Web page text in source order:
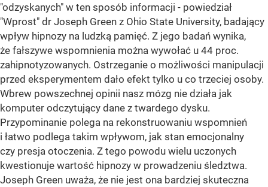
"odzyskanych" w ten sposób informacji - powiedział
"Wprost" dr Joseph Green z Ohio State University, badający
wpływ hipnozy na ludzką pamięć. Z jego badań wynika,
że fałszywe wspomnienia można wywołać u 44 proc.
zahipnotyzowanych. Ostrzeganie o możliwości manipulacji
przed eksperymentem dało efekt tylko u co trzeciej osoby.
Wbrew powszechnej opinii nasz mózg nie działa jak
komputer odczytujący dane z twardego dysku.
Przypominanie polega na rekonstruowaniu wspomnień
i łatwo podlega takim wpływom, jak stan emocjonalny
czy presja otoczenia. Z tego powodu wielu uczonych
kwestionuje wartość hipnozy w prowadzeniu śledztwa.
Joseph Green uważa, że nie jest ona bardziej skuteczna